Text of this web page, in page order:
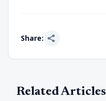
Share: share
Related Articles